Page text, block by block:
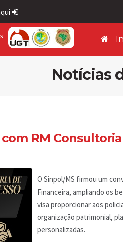
Notícias
RM
O Sinpol/MS firmou um
Financeira, ampliando os
visa proporcionar aos
organização patrimonial,
personalizadas.